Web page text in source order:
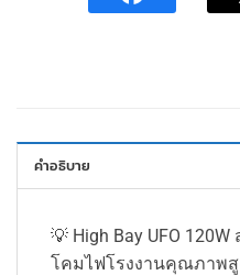
คำอธิบาย
💡 High Bay UFO
โคมไฟโรงงานคุณภาพสู